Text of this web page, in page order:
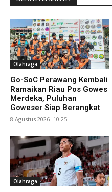
Olahraga
Go-SoC Perawang Kembali
Ramaikan Riau Pos Gowes
Merdeka, Puluhan
Goweser Siap Berangkat
8 Agustus 2026 -10:25
Olahraga